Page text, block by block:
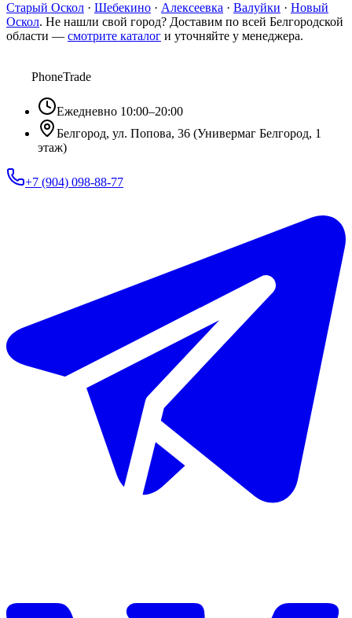
Старый Оскол · Шебекино · Алексеевка · Валуйки · Новый
Оскол. Не нашли свой город? Доставим по всей Белгородской
области — смотрите каталог и уточняйте у менеджера.
PhoneTrade
Ежедневно 10:00–20:00
Белгород, ул. Попова, 36 (Универмаг Белгород, 1
этаж)
+7 (904) 098-88-77